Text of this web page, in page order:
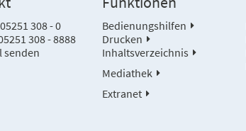
308 - 0
308 - 8888
senden
Bedienungshilfen
Drucken
Inhaltsverzeichnis
Mediathek
Extranet